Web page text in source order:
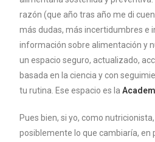
razón (que año tras año me di
más dudas, más incertidumbres e
información sobre alimentación y
un espacio seguro, actualizado,
basada en la ciencia y con
tu rutina. Ese espacio es la
Pues bien, si yo, como
posiblemente lo que cambiaría, en